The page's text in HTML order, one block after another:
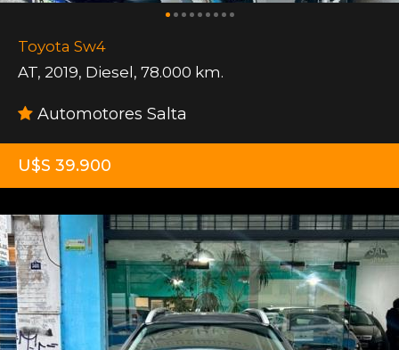
Toyota Sw4
AT, 2019, Diesel, 78.000 km.
Automotores Salta
U$S 39.900